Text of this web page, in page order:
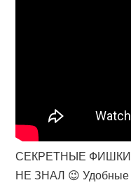
СЕКРЕТНЫЕ ФИШКИ
НЕ ЗНАЛ 😉 Удобные